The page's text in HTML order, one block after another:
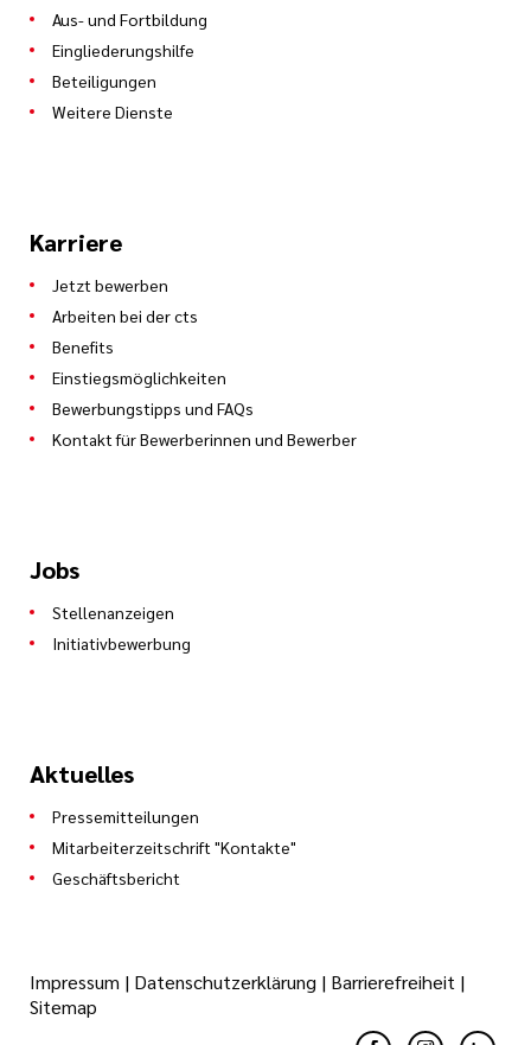
Aus- und Fortbildung
Eingliederungshilfe
Beteiligungen
Weitere Dienste
Karriere
Jetzt bewerben
Arbeiten bei der cts
Benefits
Einstiegsmöglichkeiten
Bewerbungstipps und FAQs
Kontakt für Bewerberinnen und Bewerber
Jobs
Stellenanzeigen
Initiativbewerbung
Aktuelles
Pressemitteilungen
Mitarbeiterzeitschrift "Kontakte"
Geschäftsbericht
Impressum | Datenschutzerklärung | Barrierefreiheit |
Sitemap